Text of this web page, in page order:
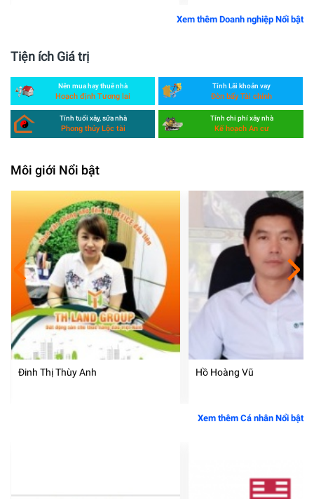
Xem thêm Doanh nghiệp Nổi bật
Tiện ích Giá trị
Nên mua hay thuê nhà
Hoạch định Tương lai
Tính Lãi khoản vay
Đòn bẩy Tài chính
Tính tuổi xây, sửa nhà
Phong thủy Lộc tài
Tính chi phí xây nhà
Kế hoạch An cư
Môi giới Nổi bật
Đinh Thị Thùy Anh Hồ Hoàng Vũ
Xem thêm Cá nhân Nổi bật